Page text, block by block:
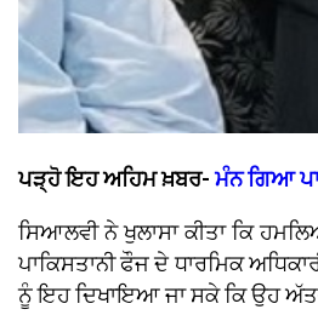
ਪੜ੍ਹੋ ਇਹ ਅਹਿਮ ਖ਼ਬਰ-ਮੰਨ ਗਿਆ
ਸਿਆਲਵੀ ਨੇ ਖੁਲਾਸਾ ਕੀਤਾ ਕਿ
ਪਾਕਿਸਤਾਨੀ ਫੌਜ ਦੇ ਧਾਰਮਿਕ
ਨੂੰ ਇਹ ਦਿਖਾਇਆ ਜਾ ਸਕੇ ਕਿ ਉਹ